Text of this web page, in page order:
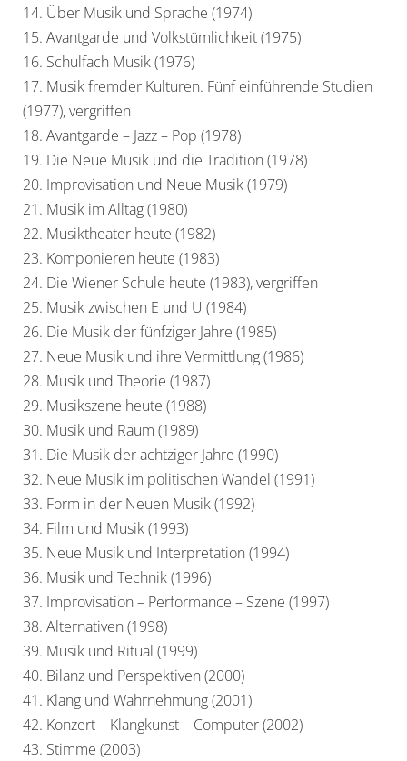
14. Über Musik und Sprache (1974)
15. Avantgarde und Volkstümlichkeit (1975)
16. Schulfach Musik (1976)
17. Musik fremder Kulturen. Fünf einführende Studien
(1977), vergriffen
18. Avantgarde – Jazz – Pop (1978)
19. Die Neue Musik und die Tradition (1978)
20. Improvisation und Neue Musik (1979)
21. Musik im Alltag (1980)
22. Musiktheater heute (1982)
23. Komponieren heute (1983)
24. Die Wiener Schule heute (1983), vergriffen
25. Musik zwischen E und U (1984)
26. Die Musik der fünfziger Jahre (1985)
27. Neue Musik und ihre Vermittlung (1986)
28. Musik und Theorie (1987)
29. Musikszene heute (1988)
30. Musik und Raum (1989)
31. Die Musik der achtziger Jahre (1990)
32. Neue Musik im politischen Wandel (1991)
33. Form in der Neuen Musik (1992)
34. Film und Musik (1993)
35. Neue Musik und Interpretation (1994)
36. Musik und Technik (1996)
37. Improvisation – Performance – Szene (1997)
38. Alternativen (1998)
39. Musik und Ritual (1999)
40. Bilanz und Perspektiven (2000)
41. Klang und Wahrnehmung (2001)
42. Konzert – Klangkunst – Computer (2002)
43. Stimme (2003)